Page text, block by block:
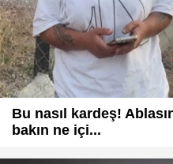
Bu nasıl kardeş!
bakın ne içi...